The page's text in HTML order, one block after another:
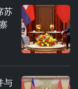
苏
与